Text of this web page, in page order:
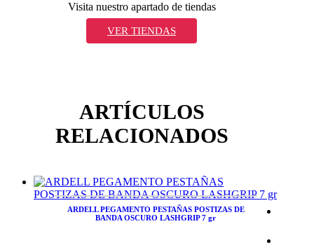
Visita nuestro apartado de tiendas
VER TIENDAS
ARTÍCULOS
RELACIONADOS
ARDELL PEGAMENTO PESTAÑAS POSTIZAS DE
BANDA OSCURO LASHGRIP 7 gr